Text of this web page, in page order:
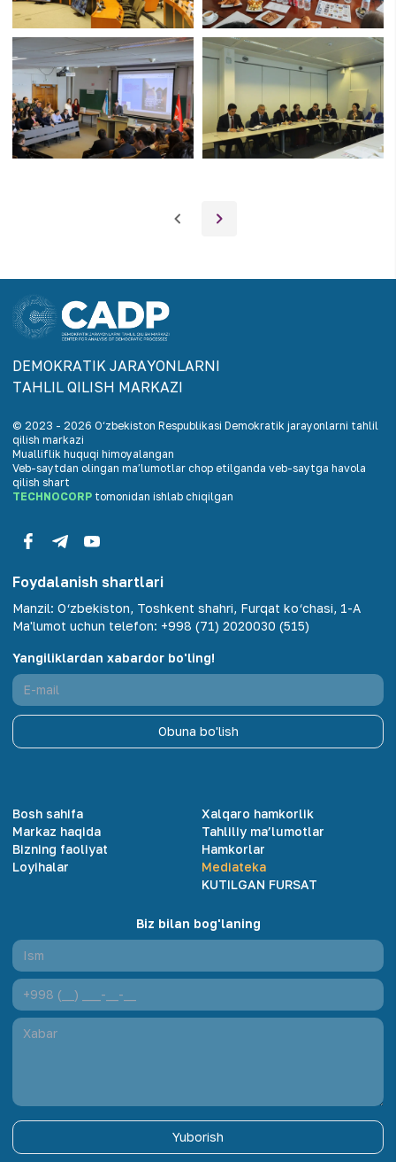
DEMOKRАTIK JАRАYONLАRNI
TАHLIL QILISH MАRKАZI
© 2023 - 2026 O‘zbekiston Respublikasi Demokratik jarayonlarni tahlil
qilish markazi
Mualliflik huquqi himoyalangan
Veb-saytdan olingan maʼlumotlar chop etilganda veb-saytga havola
qilish shart
TECHNOCORP tomonidan ishlab chiqilgan
Foydalanish shartlari
Manzil: O‘zbekiston, Toshkent shahri, Furqat ko‘chasi, 1-A
Ma'lumot uchun telefon: +998 (71) 2020030 (515)
Yangiliklardan xabardor bo'ling!
Obuna bo'lish
Bosh sahifa
Markaz haqida
Bizning faoliyat
Loyihalar
Xalqaro hamkorlik
Tahliliy ma’lumotlar
Hamkorlar
Mediateka
KUTILGAN FURSAT
Biz bilan bog'laning
Yuborish